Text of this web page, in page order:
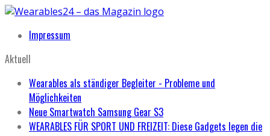
Impressum
Aktuell
Wearables als ständiger Begleiter - Probleme und
Möglichkeiten
Neue Smartwatch Samsung Gear S3
WEARABLES FÜR SPORT UND FREIZEIT: Diese Gadgets legen die